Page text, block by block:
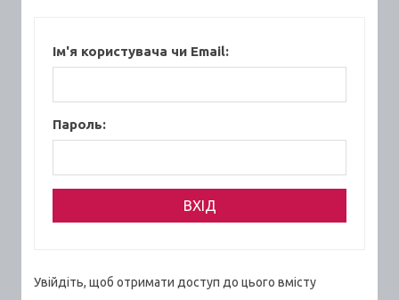
Ім'я користувача чи Email:
Пароль:
Увійдіть, щоб отримати доступ до цього вмісту